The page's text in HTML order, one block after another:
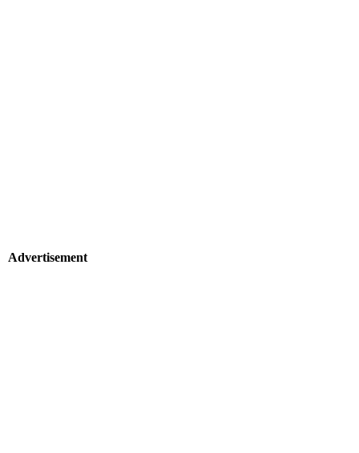
Advertisement